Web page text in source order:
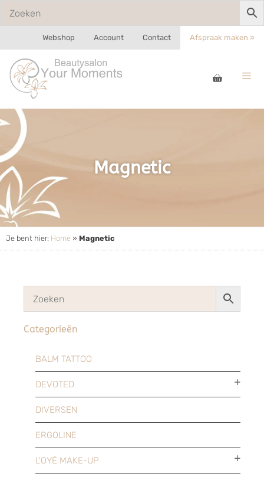
Webshop Account Contact Afspraak maken »
Magnetic
Je bent hier: Home » Magnetic
Categorieën
BALM TATTOO
DEVOTED
DIVERSEN
ERGOLINE
L'OYÉ MAKE-UP